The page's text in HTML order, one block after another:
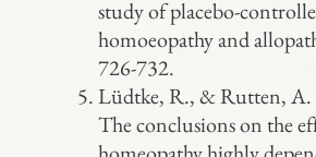
study of placebo-
homoeopathy and
726-732.
Lüdtke, R., & Rutten, A.
The conclusions on the